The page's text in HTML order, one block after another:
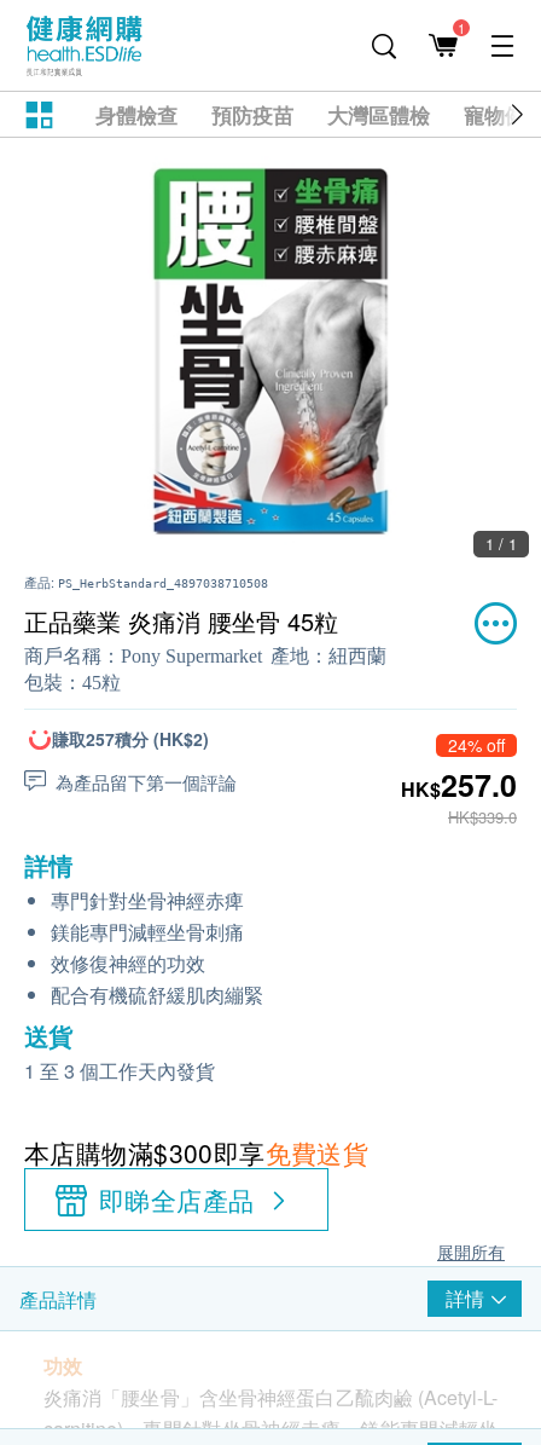
1
身體檢查 預防疫苗 大灣區體檢 寵物健
1 / 1
產品: PS_HerbStandard_4897038710508
正品藥業 炎痛消 腰坐骨 45粒
商戶名稱： Pony Supermarket 產地： 紐西蘭
包裝： 45粒
賺取257積分 (HK$2)
為產品留下第一個評論
24% off
HK$257.0
HK$339.0
詳情
專門針對坐骨神經赤痺
鎂能專門減輕坐骨刺痛
效修復神經的功效
配合有機硫舒緩肌肉繃緊
送貨
1 至 3 個工作天內發貨
本店購物滿$300即享免費送貨
即睇全店產品
展開所有
產品詳情 詳情
功效
炎痛消「腰坐骨」含坐骨神經蛋白乙酼肉鹼 (Acetyl-L-
carnitine)，專門針對坐骨神經赤痺，鎂能專門減輕坐